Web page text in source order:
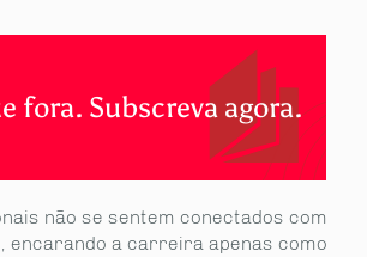
fora. Subscreva agora.
não se sentem conectados com
encarando a carreira apenas como